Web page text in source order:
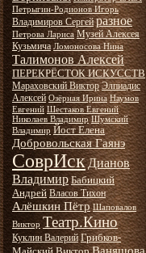
Петрыгин-Родионов Игорь
Владимиров Сергей разное
Петрова Лариса Музей Алексея
Кузьмича Ломоносова Нина
Талимонов Алексей
ПЕРЕКРЁСТОК ИСКУССТВ
Мараховский Виктор Элпиадис
Алексей Озёрная Ирина Наумов
Евгений Шестаков Евгений
Николаев Владимир Шумский
Владимир Йост Елена
Добровольская Гаянэ
СоврИскДианов
Владимир Бабицкий
Андрей Власов Тихон
Алёшкин Пётр Шаповалов
Виктор Театр.Кино
Куклин Валерий Грибков-